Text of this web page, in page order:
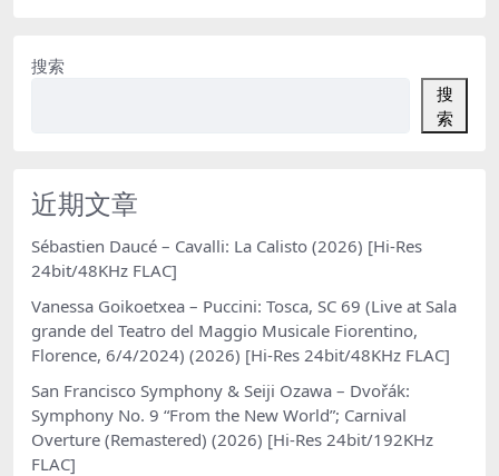
搜索
搜
索
近期文章
Sébastien Daucé – Cavalli: La Calisto (2026) [Hi-Res
24bit/48KHz FLAC]
Vanessa Goikoetxea – Puccini: Tosca, SC 69 (Live at Sala
grande del Teatro del Maggio Musicale Fiorentino,
Florence, 6/4/2024) (2026) [Hi-Res 24bit/48KHz FLAC]
San Francisco Symphony & Seiji Ozawa – Dvořák:
Symphony No. 9 “From the New World”; Carnival
Overture (Remastered) (2026) [Hi-Res 24bit/192KHz
FLAC]